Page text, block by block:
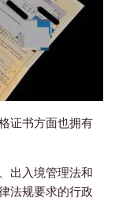
证书方面也拥有
出入境管理法和
法规要求的行政